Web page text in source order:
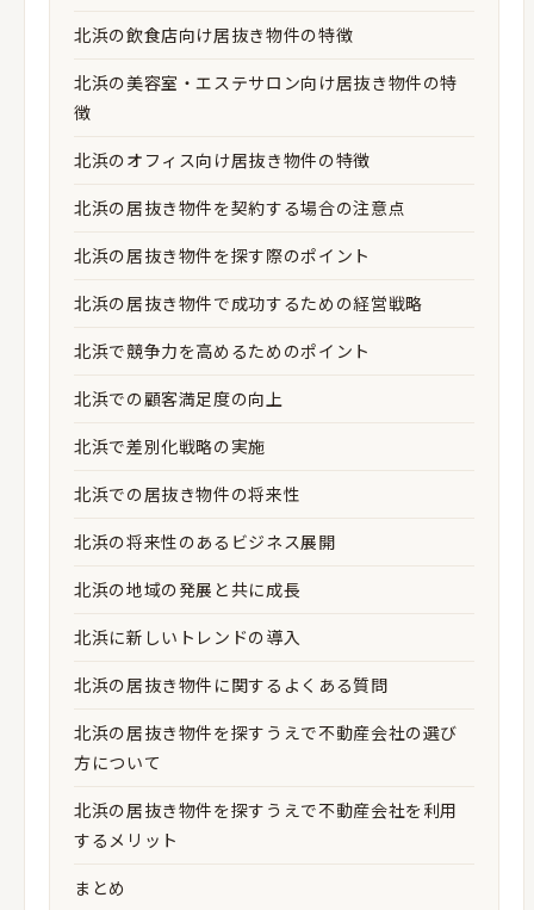
北浜の飲食店向け居抜き物件の特徴
北浜の美容室・エステサロン向け居抜き物件の特
徴
北浜のオフィス向け居抜き物件の特徴
北浜の居抜き物件を契約する場合の注意点
北浜の居抜き物件を探す際のポイント
北浜の居抜き物件で成功するための経営戦略
北浜で競争力を高めるためのポイント
北浜での顧客満足度の向上
北浜で差別化戦略の実施
北浜での居抜き物件の将来性
北浜の将来性のあるビジネス展開
北浜の地域の発展と共に成長
北浜に新しいトレンドの導入
北浜の居抜き物件に関するよくある質問
北浜の居抜き物件を探すうえで不動産会社の選び
方について
北浜の居抜き物件を探すうえで不動産会社を利用
するメリット
まとめ